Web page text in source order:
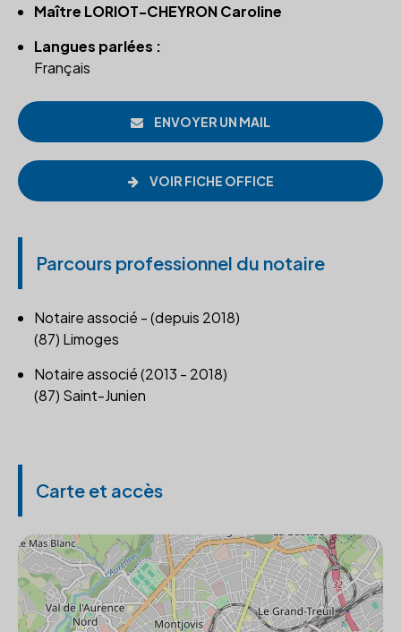
Maître LORIOT-CHEYRON Caroline
Langues parlées :
Français
ENVOYER UN MAIL
VOIR FICHE OFFICE
Parcours professionnel du notaire
Notaire associé - (depuis 2018)
(87) Limoges
Notaire associé (2013 - 2018)
(87) Saint-Junien
Carte et accès